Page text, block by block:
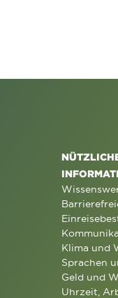
Klima und
Sprachen
Geld und
Uhrzeit,